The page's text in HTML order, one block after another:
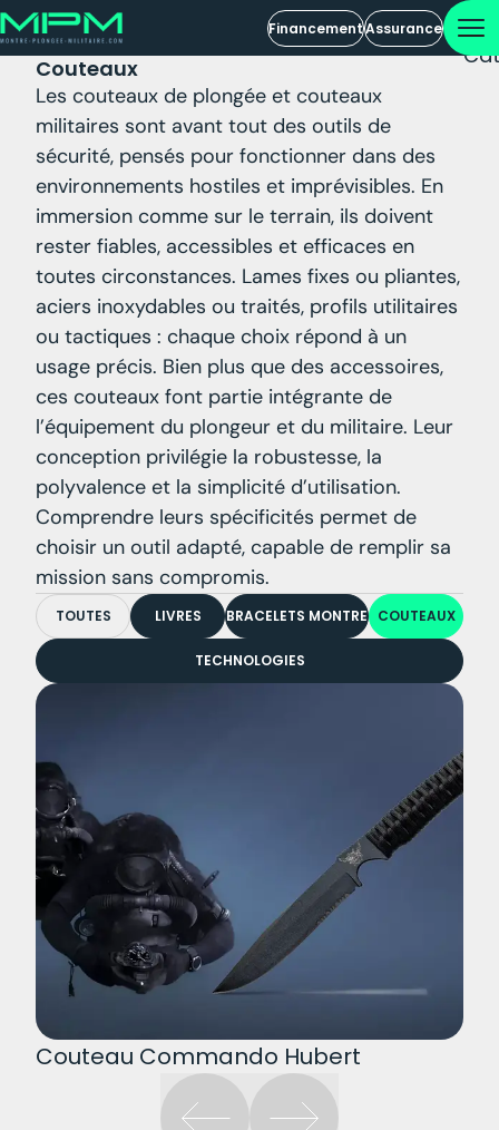
FinancementAssurance
Couteaux
Les couteaux de plongée et couteaux
militaires sont avant tout des outils de
sécurité, pensés pour fonctionner dans des
environnements hostiles et imprévisibles. En
immersion comme sur le terrain, ils doivent
rester fiables, accessibles et efficaces en
toutes circonstances. Lames fixes ou pliantes,
aciers inoxydables ou traités, profils utilitaires
ou tactiques : chaque choix répond à un
usage précis. Bien plus que des accessoires,
ces couteaux font partie intégrante de
l’équipement du plongeur et du militaire. Leur
conception privilégie la robustesse, la
polyvalence et la simplicité d’utilisation.
Comprendre leurs spécificités permet de
choisir un outil adapté, capable de remplir sa
mission sans compromis.
TOUTES LIVRES BRACELETS MONTRE COUTEAUX
TECHNOLOGIES
Couteau Commando Hubert